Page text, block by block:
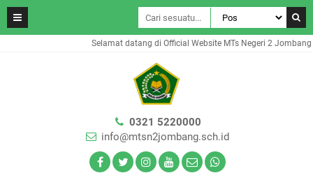
Selamat datang di Official Website MTs Negeri 2 Jombang
0321 5220000
info@mtsn2jombang.sch.id